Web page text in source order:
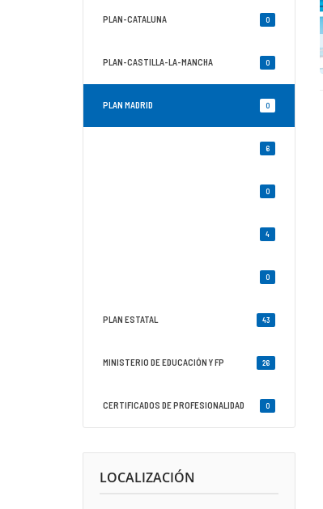
PLAN-CATALUNA 0
PLAN-CASTILLA-LA-MANCHA 0
PLAN MADRID 0
6
0
4
0
PLAN ESTATAL 43
MINISTERIO DE EDUCACIÓN Y FP 26
CERTIFICADOS DE PROFESIONALIDAD 0
LOCALIZACIÓN